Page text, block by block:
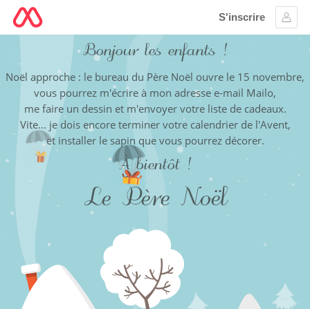
S'inscrire
Se
Bonjour les enfants !
Noël approche : le bureau du Père Noël ouvre le 15 novembre,
vous pourrez m'écrire à mon adresse e-mail Mailo,
me faire un dessin et m'envoyer votre liste de cadeaux.
Vite... je dois encore terminer votre calendrier de l'Avent,
et installer le sapin que vous pourrez décorer.
À bientôt !
Le Père Noël